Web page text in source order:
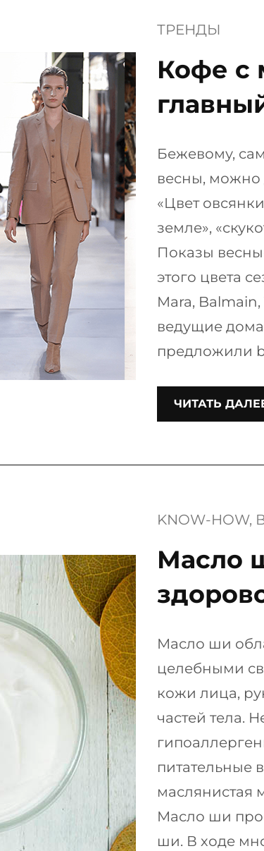
ТРЕНДЫ
Кофе с
Бежевому,
весны, можно
«Цвет
земле»,
Показы
этого цвета
Mara,
ведущие
предложили
ЧИТАТЬ
KNOW-HOW,
Масло
Масло ши
целебными
кожи лица,
частей тела.
питательные
маслянистая
Масло ши
ши. В ходе